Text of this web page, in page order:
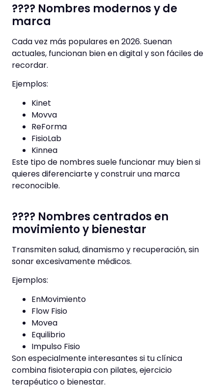
???? Nombres modernos y de
marca
Cada vez más populares en 2026. Suenan
actuales, funcionan bien en digital y son fáciles de
recordar.
Ejemplos:
Kinet
Movva
ReForma
FisioLab
Kinnea
Este tipo de nombres suele funcionar muy bien si
quieres diferenciarte y construir una marca
reconocible.
???? Nombres centrados en
movimiento y bienestar
Transmiten salud, dinamismo y recuperación, sin
sonar excesivamente médicos.
Ejemplos:
EnMovimiento
Flow Fisio
Movea
Equilibrio
Impulso Fisio
Son especialmente interesantes si tu clínica
combina fisioterapia con pilates, ejercicio
terapéutico o bienestar.